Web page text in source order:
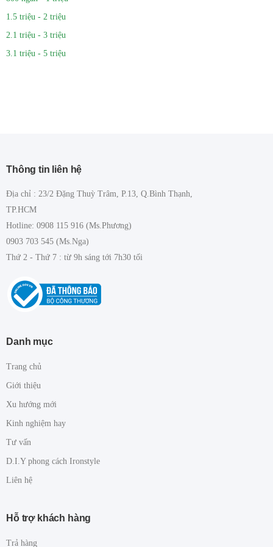
1.5 triệu - 2 triệu
2.1 triệu - 3 triệu
3.1 triệu - 5 triệu
Thông tin liên hệ
Địa chỉ : 23/2 Đặng Thuỳ Trâm, P.13, Q.Bình Thạnh,
TP.HCM
Hotline: 0908 115 916 (Ms.Phương)
0903 703 545 (Ms.Nga)
Thứ 2 - Thứ 7 : từ 9h sáng tới 7h30 tối
Danh mục
Trang chủ
Giới thiệu
Xu hướng mới
Kinh nghiệm hay
Tư vấn
D.I.Y phong cách Ironstyle
Liên hệ
Hỗ trợ khách hàng
Trả hàng